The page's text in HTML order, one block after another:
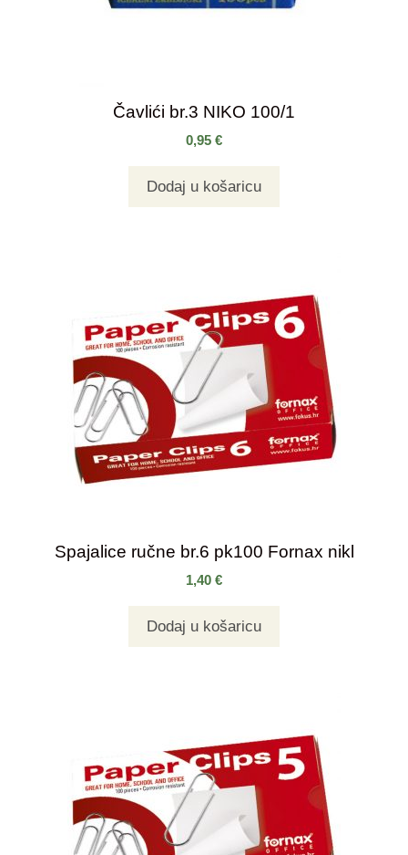
Čavlići br.3 NIKO 100/1
0,95 €
Dodaj u košaricu
Spajalice ručne br.6 pk100 Fornax nikl
1,40 €
Dodaj u košaricu